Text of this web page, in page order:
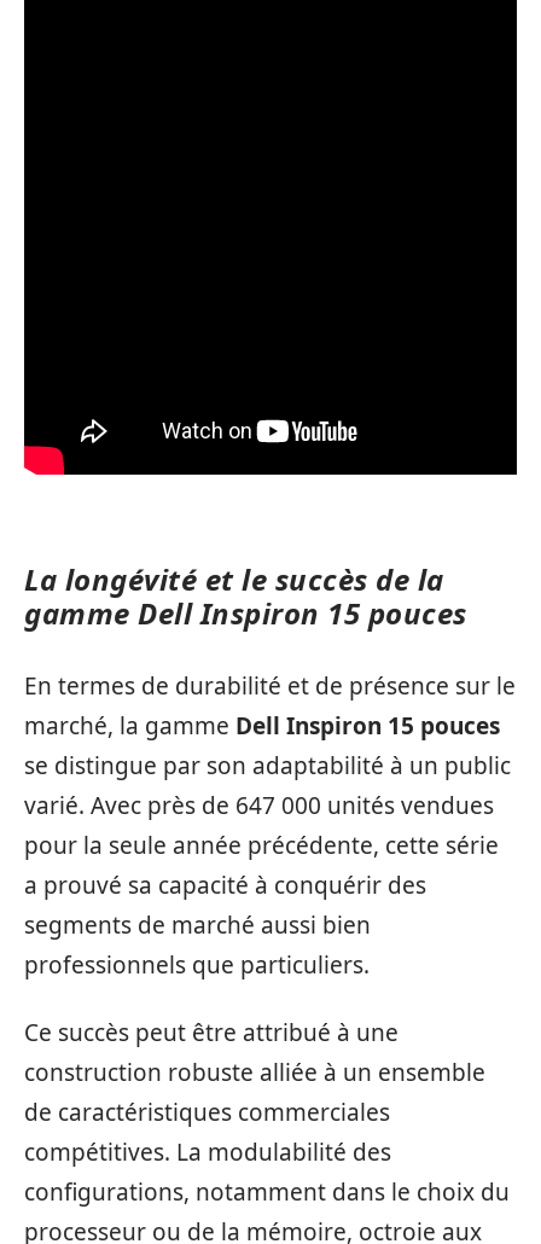
La longévité et le succès de la
gamme Dell Inspiron 15 pouces
En termes de durabilité et de présence sur le
marché, la gamme Dell Inspiron 15 pouces
se distingue par son adaptabilité à un public
varié. Avec près de 647 000 unités vendues
pour la seule année précédente, cette série
a prouvé sa capacité à conquérir des
segments de marché aussi bien
professionnels que particuliers.
Ce succès peut être attribué à une
construction robuste alliée à un ensemble
de caractéristiques commerciales
compétitives. La modulabilité des
configurations, notamment dans le choix du
processeur ou de la mémoire, octroie aux